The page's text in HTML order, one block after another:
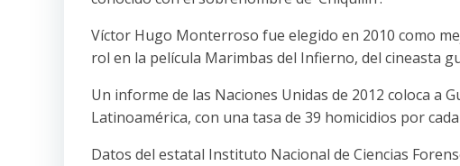
Víctor Hugo Monterroso fue elegido en 2010 como
rol en la película Marimbas del Infierno, del cineasta
Un informe de las Naciones Unidas de 2012 coloca a
Latinoamérica, con una tasa de 39 homicidios por
Datos del estatal Instituto Nacional de Ciencias